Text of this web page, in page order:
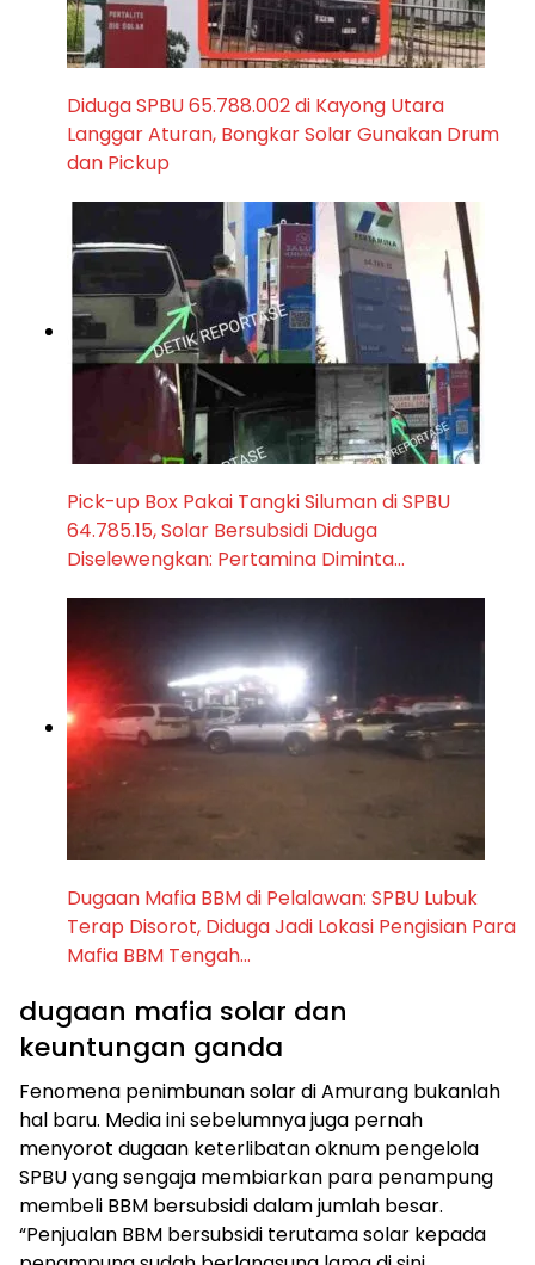
Diduga SPBU 65.788.002 di Kayong Utara
Langgar Aturan, Bongkar Solar Gunakan Drum
dan Pickup
Pick-up Box Pakai Tangki Siluman di SPBU
64.785.15, Solar Bersubsidi Diduga
Diselewengkan: Pertamina Diminta…
Dugaan Mafia BBM di Pelalawan: SPBU Lubuk
Terap Disorot, Diduga Jadi Lokasi Pengisian Para
Mafia BBM Tengah…
dugaan mafia solar dan
keuntungan ganda
Fenomena penimbunan solar di Amurang bukanlah
hal baru. Media ini sebelumnya juga pernah
menyorot dugaan keterlibatan oknum pengelola
SPBU yang sengaja membiarkan para penampung
membeli BBM bersubsidi dalam jumlah besar.
“Penjualan BBM bersubsidi terutama solar kepada